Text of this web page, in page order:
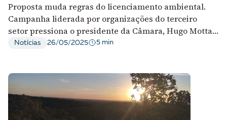
Proposta muda regras do licenciamento ambiental.
Campanha liderada por organizações do terceiro
setor pressiona o presidente da Câmara, Hugo Motta,
a não colocar o projeto em votação
Notícias 26/05/2025 5 min